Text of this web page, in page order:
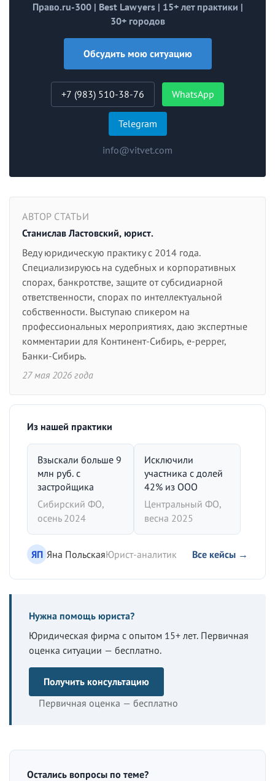
Право.ru-300 | Best Lawyers | 15+ лет практики |
30+ городов
Обсудить мою ситуацию
+7 (983) 510-38-76 WhatsApp
Telegram
info@vitvet.com
АВТОР СТАТЬИ
Станислав Ластовский, юрист.
Веду юридическую практику с 2014 года.
Специализируюсь на судебных и корпоративных
спорах, банкротстве, защите от субсидиарной
ответственности, спорах по интеллектуальной
собственности. Выступаю спикером на
профессиональных мероприятиях, даю экспертные
комментарии для Континент-Сибирь, e-pepper,
Банки-Сибирь.
27 мая 2026 года
Из нашей практики
Взыскали больше 9
млн руб. с
застройщика
Сибирский ФО,
осень 2024
Исключили
участника с долей
42% из ООО
Центральный ФО,
весна 2025
ЯП Яна ПольскаяЮрист-аналитик Все кейсы →
Нужна помощь юриста?
Юридическая фирма с опытом 15+ лет. Первичная
оценка ситуации — бесплатно.
Получить консультацию
Первичная оценка — бесплатно
Остались вопросы по теме?